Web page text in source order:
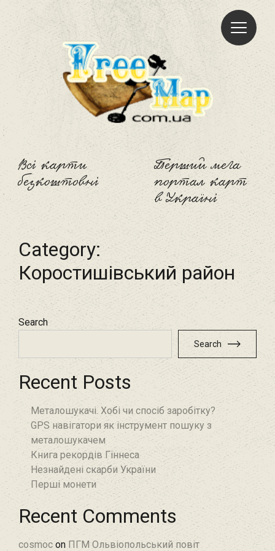
Всі карти
безкоштовні
Freemap
Перший мега
портал карт
в Україні
Category:
Коростишівський район‎
Search
Search
Recent Posts
Металошукачі. Хобі чи спосіб заробітку?
GPS навігатори як інструмент пошуку з
металошукачем
Книга рекордів Гіннеса
Незнайдені скарби України
Перші монети
Recent Comments
cosmoc on ПГМ Ольвіопольський повіт